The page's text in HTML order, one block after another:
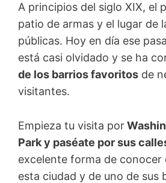
A principios del siglo XIX, el
patio de armas y el lugar de
públicas. Hoy en día ese
está casi olvidado y se ha
de los barrios favoritos de
visitantes.
Empieza tu visita por
Park y paséate por sus
excelente forma de conocer
esta ciudad y de uno de sus